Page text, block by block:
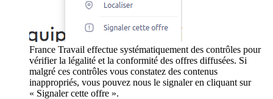
France Travail effectue systématiquement des contrôles pour
vérifier la légalité et la conformité des offres diffusées. Si
malgré ces contrôles vous constatez des contenus
inappropriés, vous pouvez nous le signaler en cliquant sur
« Signaler cette offre ».